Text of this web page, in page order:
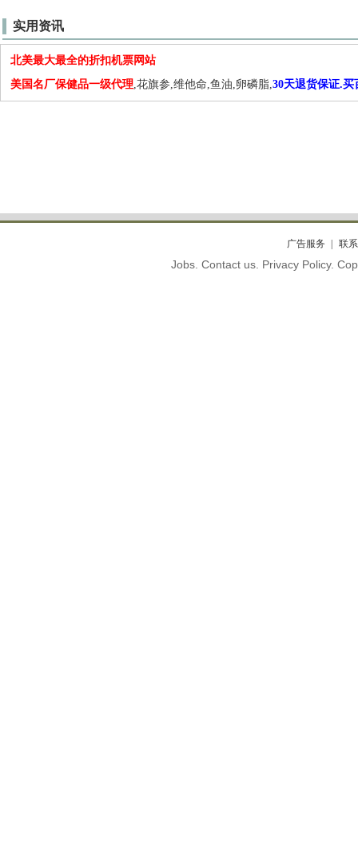
实用资讯
北美最大最全的折扣机票网站
美国名厂保健品一级代理,花旗参,维他命,鱼油,卵磷脂,30天退货保证.买
广告服务 联
Jobs. Contact us. Privacy Policy.